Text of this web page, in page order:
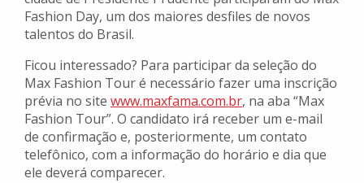
Fashion Day, um dos maiores desfiles de novos
talentos do Brasil.
Ficou interessado? Para participar da seleção do
Max Fashion Tour é necessário fazer uma inscrição
prévia no site www.maxfama.com.br, na aba “Max
Fashion Tour”. O candidato irá receber um e-mail
de confirmação e, posteriormente, um contato
telefônico, com a informação do horário e dia que
ele deverá comparecer.